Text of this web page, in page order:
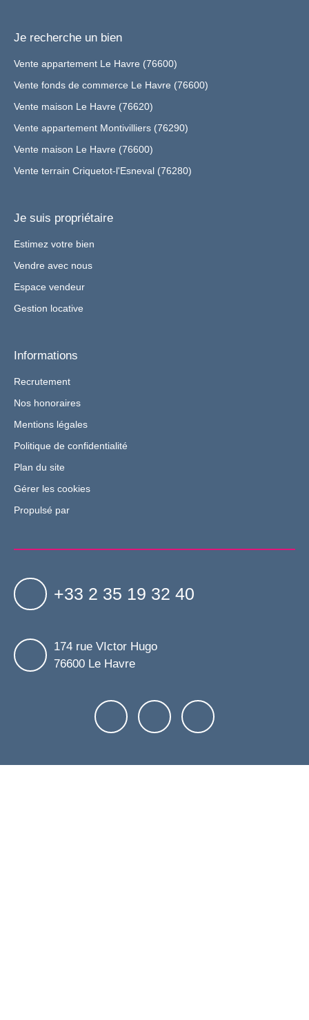
Je recherche un bien
Vente appartement Le Havre (76600)
Vente fonds de commerce Le Havre (76600)
Vente maison Le Havre (76620)
Vente appartement Montivilliers (76290)
Vente maison Le Havre (76600)
Vente terrain Criquetot-l'Esneval (76280)
Je suis propriétaire
Estimez votre bien
Vendre avec nous
Espace vendeur
Gestion locative
Informations
Recrutement
Nos honoraires
Mentions légales
Politique de confidentialité
Plan du site
Gérer les cookies
Propulsé par
+33 2 35 19 32 40
174 rue VIctor Hugo
76600 Le Havre